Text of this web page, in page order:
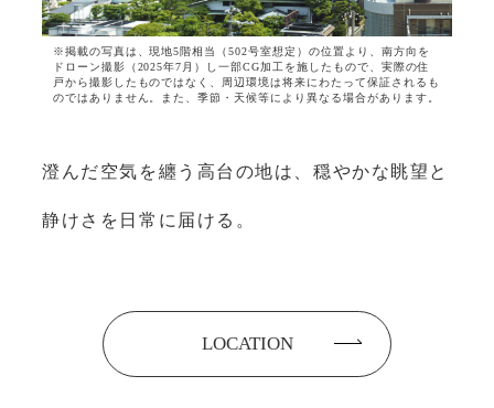
※掲載の写真は、現地5階相当（502号室想定）の位置より、南方向を
ドローン撮影（2025年7月）し一部CG加工を施したもので、実際の住
戸から撮影したものではなく、周辺環境は将来にわたって保証されるも
のではありません。また、季節・天候等により異なる場合があります。
澄んだ空気を纏う高台の地は、穏やかな眺望と
静けさを日常に届ける。
LOCATION